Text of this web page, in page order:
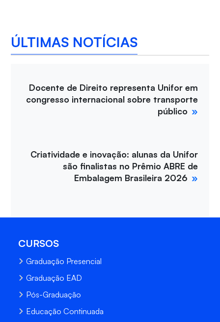
ÚLTIMAS NOTÍCIAS
Docente de Direito representa Unifor em
congresso internacional sobre transporte
público
Criatividade e inovação: alunas da Unifor
são finalistas no Prêmio ABRE de
Embalagem Brasileira 2026
CURSOS
Graduação Presencial
Graduação EAD
Pós-Graduação
Educação Continuada